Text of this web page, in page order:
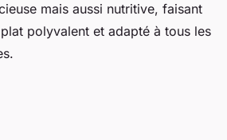
mais aussi nutritive, faisant
polyvalent et adapté à tous les